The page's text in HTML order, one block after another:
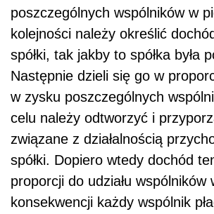
poszczególnych wspólników w
kolejności należy określić
spółki, tak jakby to spółka była
Następnie dzieli się go w
w zysku poszczególnych
celu należy odtworzyć i
związane z działalnością
spółki. Dopiero wtedy dochód
proporcji do udziału wspólników
konsekwencji każdy wspólnik